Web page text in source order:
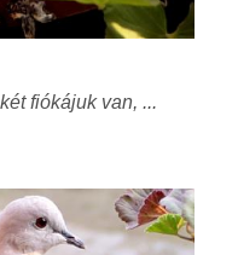
fiókájuk van, ...